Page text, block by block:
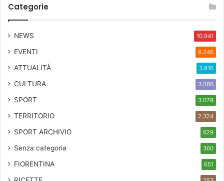
Categorie
NEWS 10.941
EVENTI 9.246
ATTUALITÀ 3.816
CULTURA 3.586
SPORT 3.078
TERRITORIO 2.324
SPORT ARCHIVIO 629
Senza categoria 360
FIORENTINA 651